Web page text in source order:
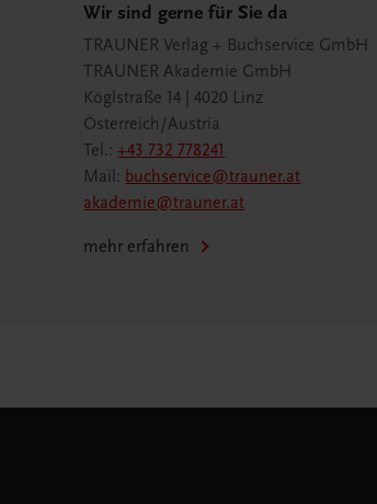
Wir sind gerne für Sie da
TRAUNER Verlag + Buchservice GmbH
TRAUNER Akademie GmbH
Köglstraße 14 | 4020 Linz
Österreich/Austria
Tel.:+43 732 778241
Mail: buchservice@trauner.at
akademie@trauner.at
mehr erfahren